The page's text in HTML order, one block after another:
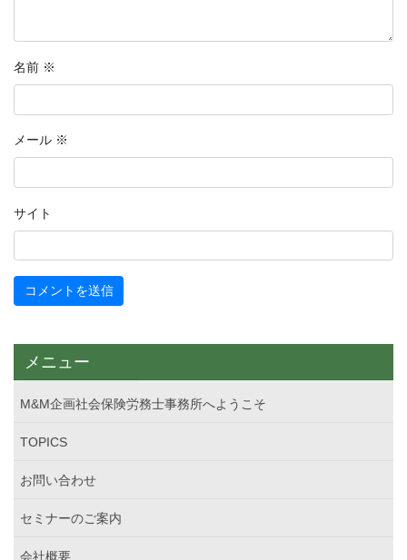
名前 ※
メール ※
サイト
メニュー
M&M企画社会保険労務士事務所へようこそ
TOPICS
お問い合わせ
セミナーのご案内
会社概要